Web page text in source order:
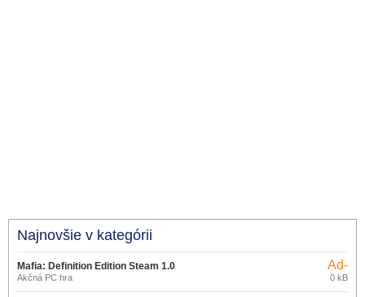
Najnovšie v kategórii
Mafia: Definition Edition Steam 1.0
Akčná PC hra
Ad-
supported
0 kB